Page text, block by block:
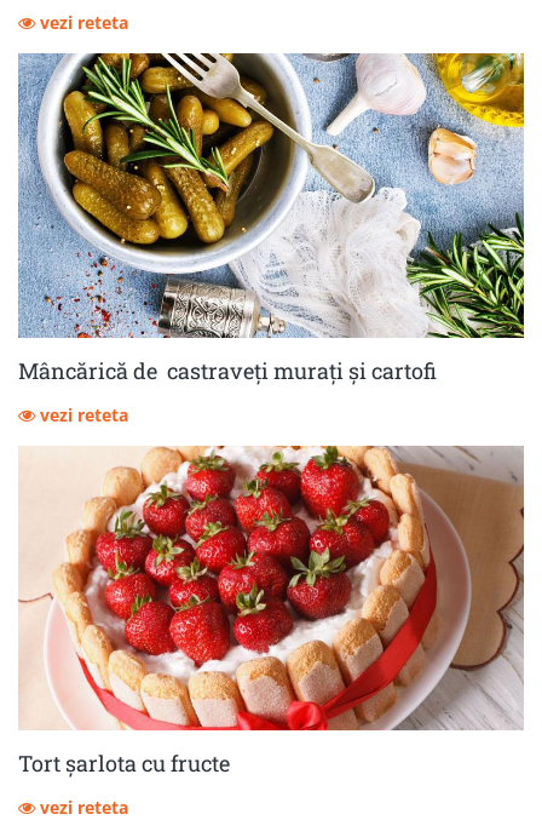
vezi reteta
Mâncărică de castraveţi muraţi şi cartofi
vezi reteta
Tort șarlota cu fructe
vezi reteta